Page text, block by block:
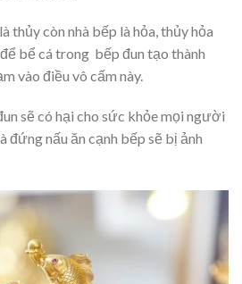
thủy còn nhà bếp là hỏa, thủy hỏa
bể cá trong bếp đun tạo thành
vào điều vô cấm này.
sẽ có hại cho sức khỏe mọi người
đứng nấu ăn cạnh bếp sẽ bị ảnh